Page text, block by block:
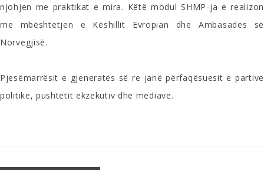
njohjen me praktikat e mira. Këtë modul SHMP-ja e realizon
me mbështetjen e Këshillit Evropian dhe Ambasadës së
Norvegjisë.
Pjesëmarrësit e gjeneratës së re janë përfaqësuesit e partive
politike, pushtetit ekzekutiv dhe mediave.